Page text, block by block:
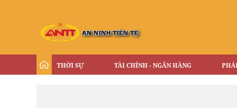
THỜI SỰ TÀI CHÍNH - NGÂN HÀNG